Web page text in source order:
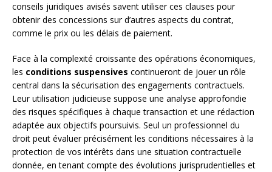
conseils juridiques avisés savent utiliser ces clauses pour
obtenir des concessions sur d’autres aspects du contrat,
comme le prix ou les délais de paiement.
Face à la complexité croissante des opérations économiques,
les conditions suspensives continueront de jouer un rôle
central dans la sécurisation des engagements contractuels.
Leur utilisation judicieuse suppose une analyse approfondie
des risques spécifiques à chaque transaction et une rédaction
adaptée aux objectifs poursuivis. Seul un professionnel du
droit peut évaluer précisément les conditions nécessaires à la
protection de vos intérêts dans une situation contractuelle
donnée, en tenant compte des évolutions jurisprudentielles et